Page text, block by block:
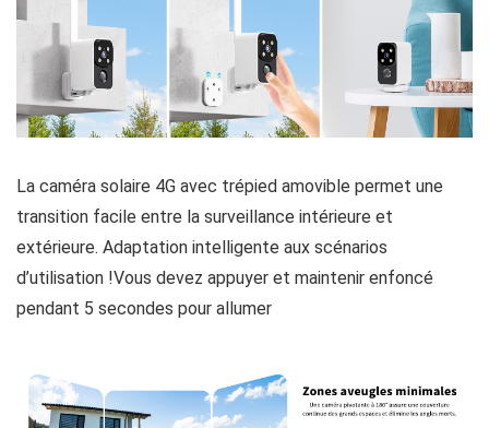
La caméra solaire 4G avec trépied amovible permet une
transition facile entre la surveillance intérieure et
extérieure. Adaptation intelligente aux scénarios
d’utilisation !Vous devez appuyer et maintenir enfoncé
pendant 5 secondes pour allumer